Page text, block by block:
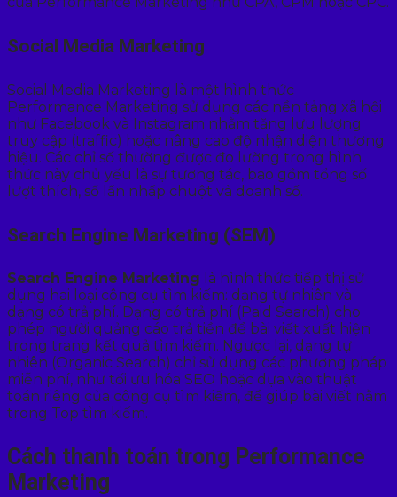
Social Media Marketing
Social Media Marketing là một hình thức
Performance Marketing sử dụng các nền tảng xã hội
như Facebook và Instagram nhằm tăng lưu lượng
truy cập (traffic) hoặc nâng cao độ nhận diện thương
hiệu. Các chỉ số thường được đo lường trong hình
thức này chủ yếu là sự tương tác, bao gồm tổng số
lượt thích, số lần nhấp chuột và doanh số.
Search Engine Marketing (SEM)
Search Engine Marketing là hình thức tiếp thị sử
dụng hai loại công cụ tìm kiếm: dạng tự nhiên và
dạng có trả phí. Dạng có trả phí (Paid Search) cho
phép người quảng cáo trả tiền để bài viết xuất hiện
trong trang kết quả tìm kiếm. Ngược lại, dạng tự
nhiên (Organic Search) chỉ sử dụng các phương pháp
miễn phí, như tối ưu hóa SEO hoặc dựa vào thuật
toán riêng của công cụ tìm kiếm, để giúp bài viết nằm
trong Top tìm kiếm.
Cách thanh toán trong Performance
Marketing